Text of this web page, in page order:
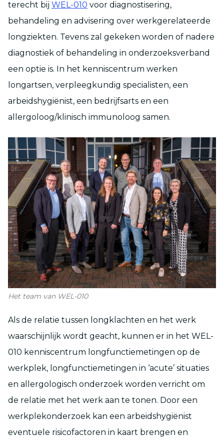
terecht bij WEL-010 voor diagnostisering,
behandeling en advisering over werkgerelateerde
longziekten. Tevens zal gekeken worden of nadere
diagnostiek of behandeling in onderzoeksverband
een optie is. In het kenniscentrum werken
longartsen, verpleegkundig specialisten, een
arbeidshygiënist, een bedrijfsarts en een
allergoloog/klinisch immunoloog samen.
Het team van WEL-010
Als de relatie tussen longklachten en het werk
waarschijnlijk wordt geacht, kunnen er in het WEL-
010 kenniscentrum longfunctiemetingen op de
werkplek, longfunctiemetingen in ‘acute’ situaties
en allergologisch onderzoek worden verricht om
de relatie met het werk aan te tonen. Door een
werkplekonderzoek kan een arbeidshygiënist
eventuele risicofactoren in kaart brengen en